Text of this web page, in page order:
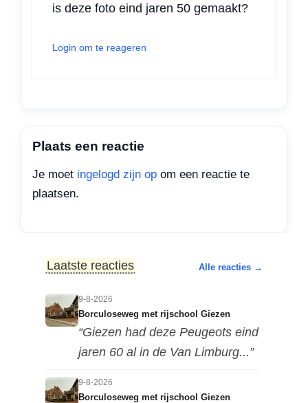
is deze foto eind jaren 50 gemaakt?
Login om te reageren
Plaats een reactie
Je moet ingelogd zijn op om een reactie te
plaatsen.
Laatste reacties Alle reacties →
9-8-2026
Borculoseweg met rijschool Giezen
“Giezen had deze Peugeots eind
jaren 60 al in de Van Limburg...”
9-8-2026
Borculoseweg met rijschool Giezen